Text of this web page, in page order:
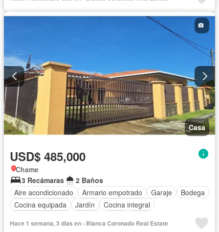
Vista panorámica
Piscina Agua
Casa
USD$ 485,000
Chame
3 Recámaras
2 Baños
Aire acondicionado
Armario empotrado Garaje
Bodega
Cocina equipada
Jardín
Cocina integral
Hace 1 semana, 3 días en - Blanca Coronado Real Estate